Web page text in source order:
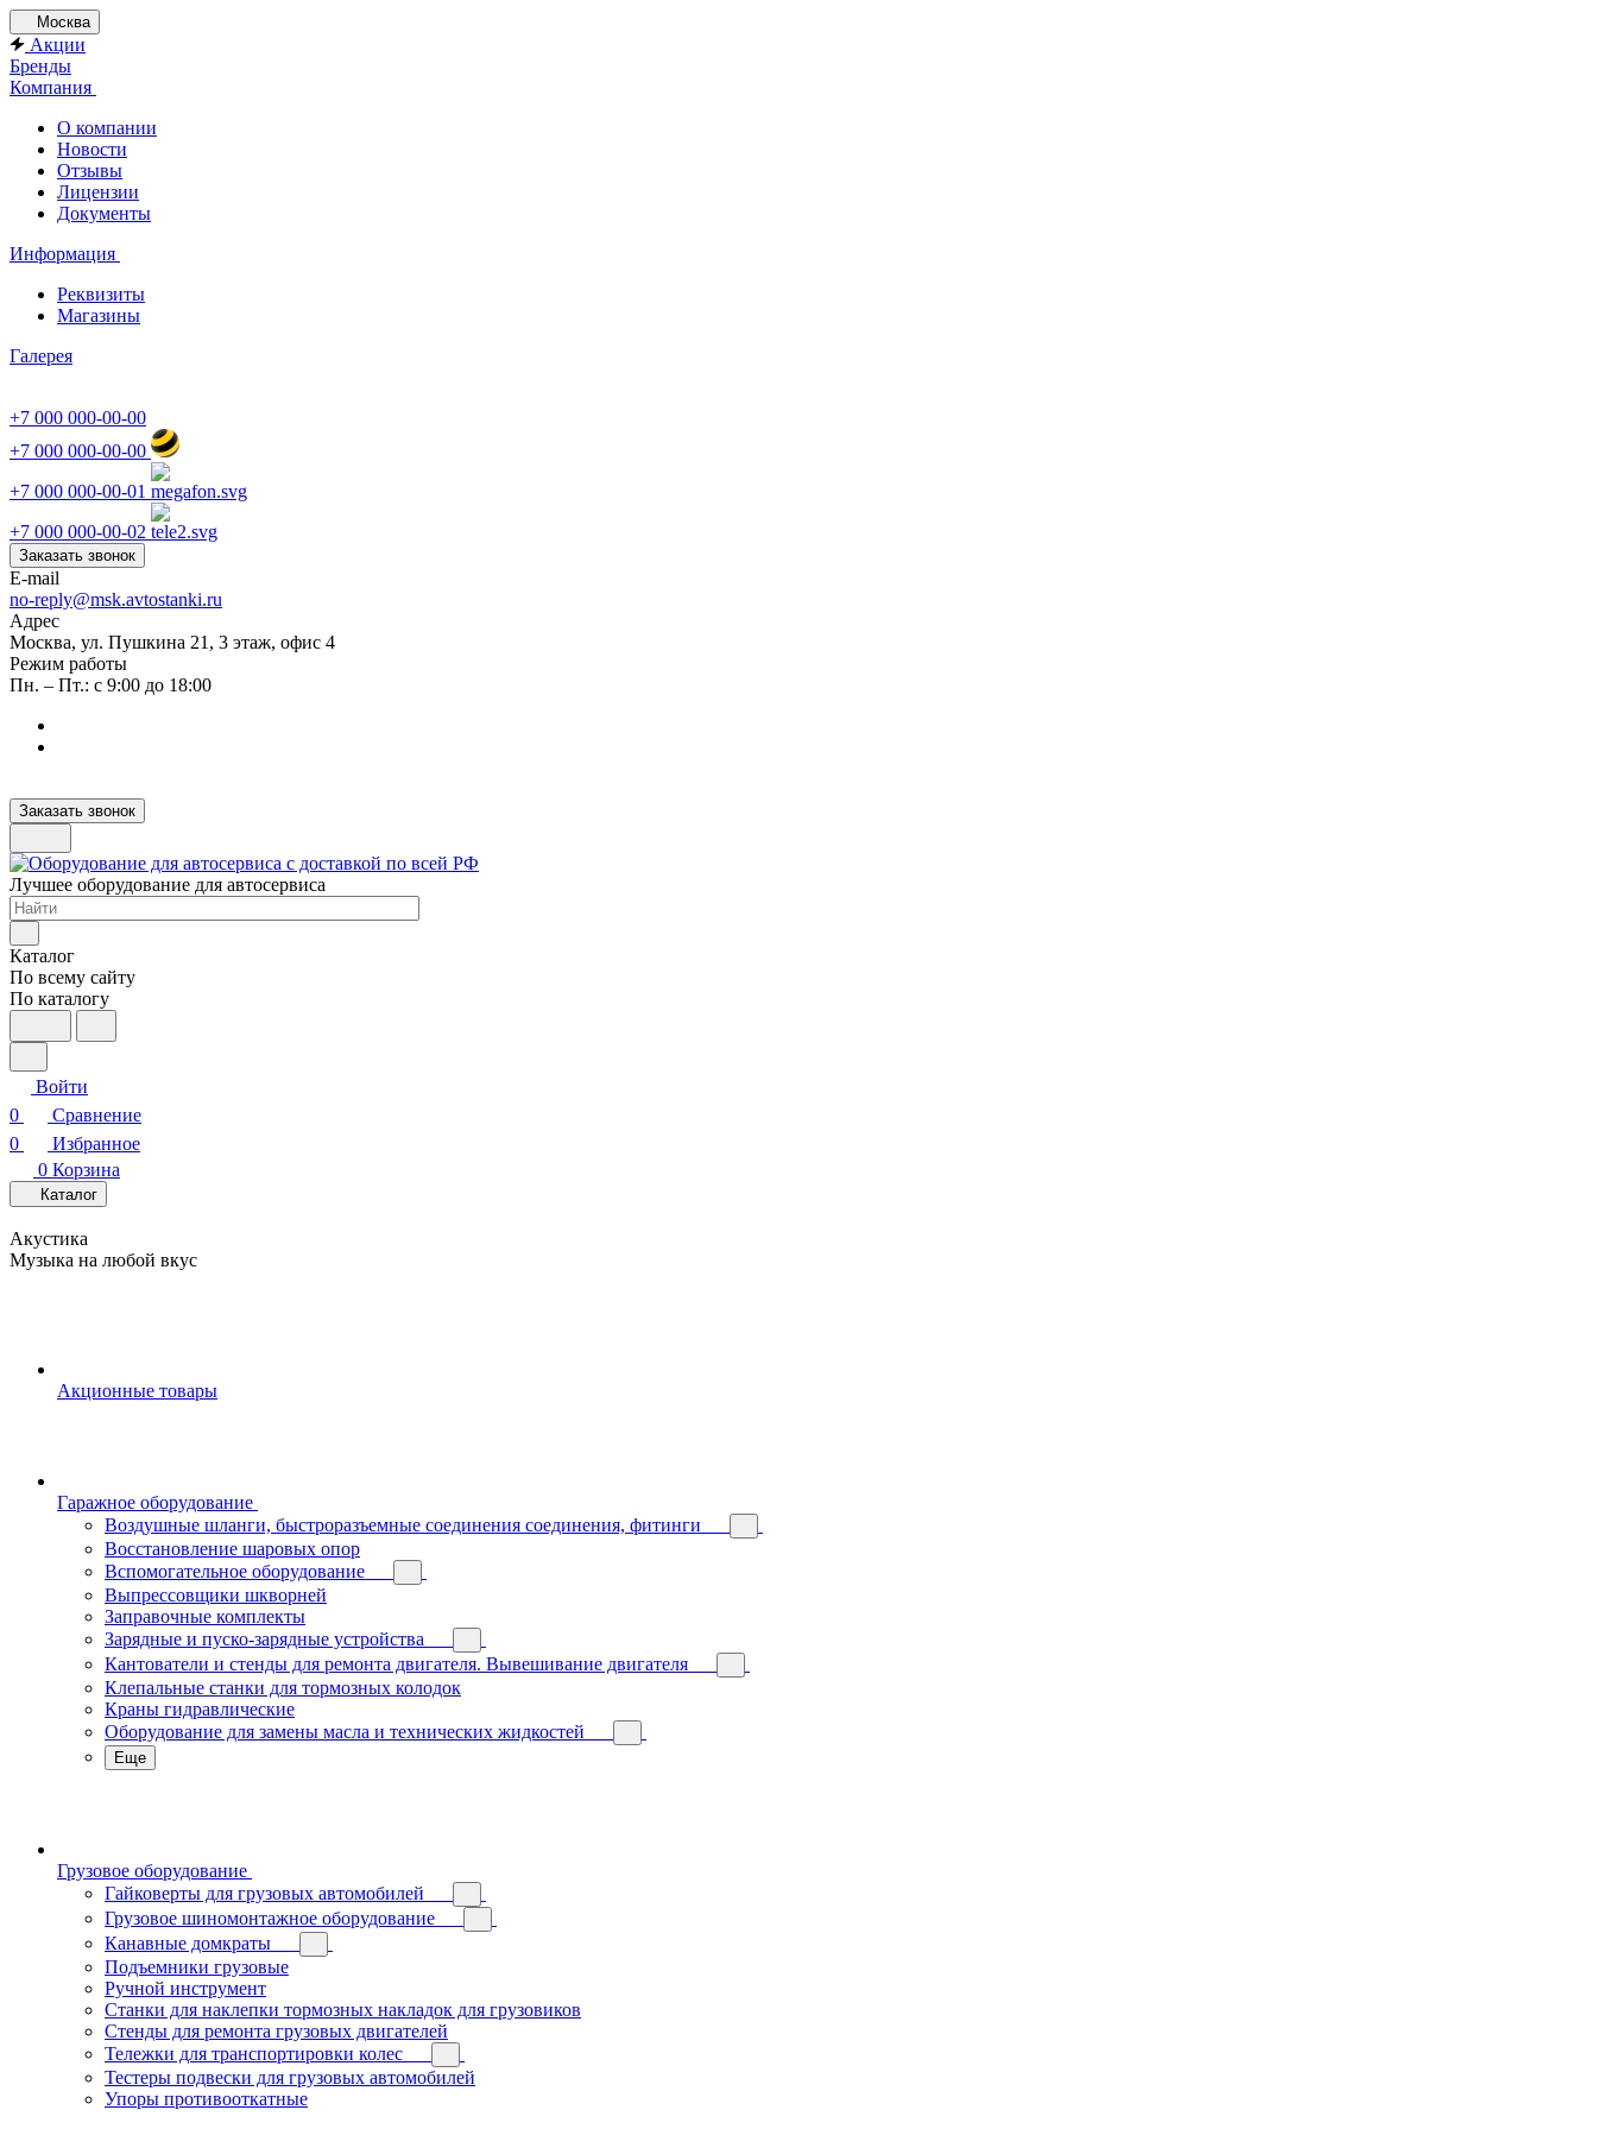
Москва
Акции
Бренды
Компания
О компании
Новости
Отзывы
Лицензии
Документы
Информация
Реквизиты
Магазины
Галерея
+7 000 000-00-00
+7 000 000-00-00
+7 000 000-00-01
+7 000 000-00-02
Заказать звонок
E-mail
no-reply@msk.avtostanki.ru
Адрес
Москва, ул. Пушкина 21, 3 этаж, офис 4
Режим работы
Пн. – Пт.: с 9:00 до 18:00
Заказать звонок
Лучшее оборудование для автосервиса
Каталог
По всему сайту
По каталогу
Войти
0
Сравнение
0
Избранное
0 Корзина
Каталог
Акустика
Музыка на любой вкус
Акционные товары
Гаражное оборудование
Воздушные шланги, быстроразъемные соединения соединения, фитинги
Восстановление шаровых опор
Вспомогательное оборудование
Выпрессовщики шкворней
Заправочные комплекты
Зарядные и пуско-зарядные устройства
Кантователи и стенды для ремонта двигателя. Вывешивание двигателя
Клепальные станки для тормозных колодок
Краны гидравлические
Оборудование для замены масла и технических жидкостей
Еще
Грузовое оборудование
Гайковерты для грузовых автомобилей
Грузовое шиномонтажное оборудование
Канавные домкраты
Подъемники грузовые
Ручной инструмент
Станки для наклепки тормозных накладок для грузовиков
Стенды для ремонта грузовых двигателей
Тележки для транспортировки колес
Тестеры подвески для грузовых автомобилей
Упоры противооткатные